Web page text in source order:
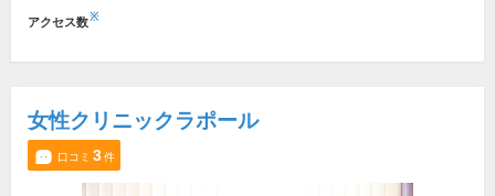
アクセス数※
女性クリニックラポール
口コミ 3件